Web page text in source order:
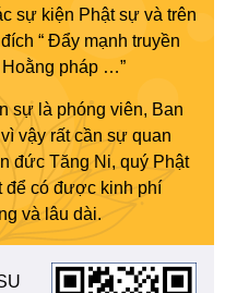
sự kiện Phật sự và trên
“ Đẩy mạnh truyền
pháp …”
sự là phóng viên, Ban
vậy rất cần sự quan
đức Tăng Ni, quý Phật
để có được kinh phí
và lâu dài.